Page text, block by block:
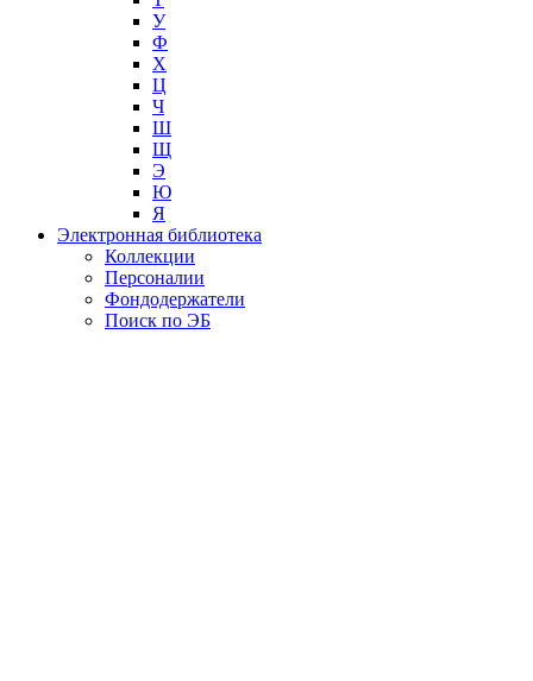
У
Ф
Х
Ц
Ч
Ш
Щ
Э
Ю
Я
Электронная библиотека
Коллекции
Персоналии
Фондодержатели
Поиск по ЭБ